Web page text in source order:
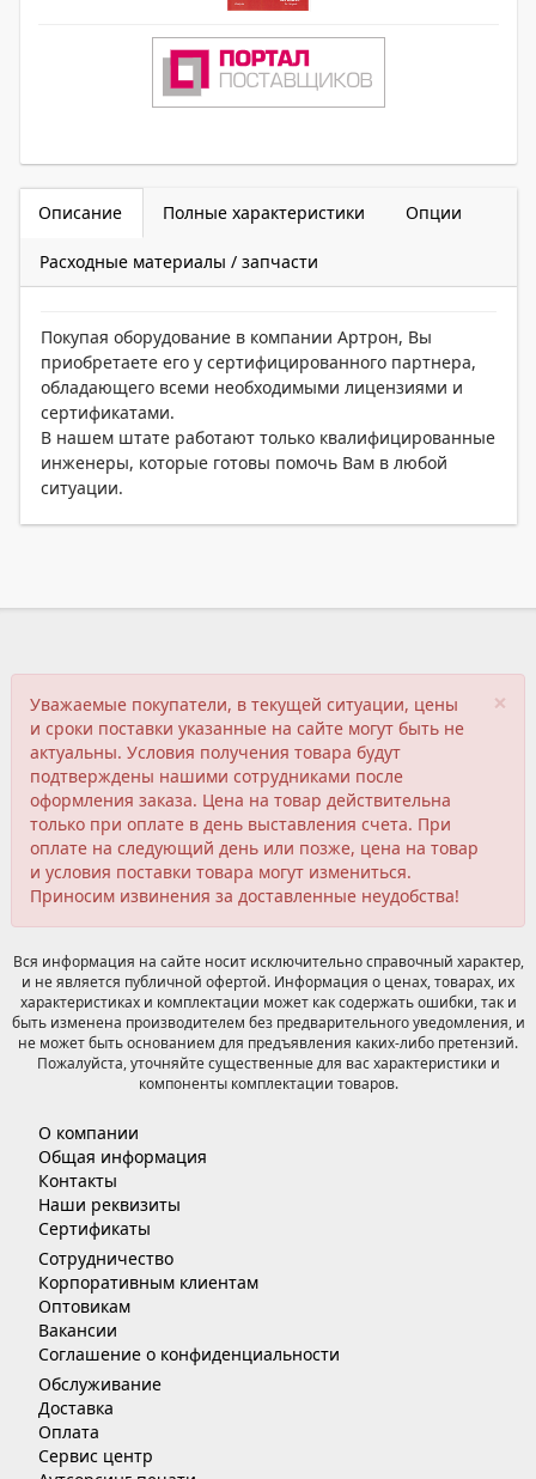
Описание Полные характеристики Опции
Расходные материалы / запчасти
Покупая оборудование в компании Артрон, Вы
приобретаете его у сертифицированного партнера,
обладающего всеми необходимыми лицензиями и
сертификатами.
В нашем штате работают только квалифицированные
инженеры, которые готовы помочь Вам в любой
ситуации.
×
Уважаемые покупатели, в текущей ситуации, цены
и сроки поставки указанные на сайте могут быть не
актуальны. Условия получения товара будут
подтверждены нашими сотрудниками после
оформления заказа. Цена на товар действительна
только при оплате в день выставления счета. При
оплате на следующий день или позже, цена на товар
и условия поставки товара могут измениться.
Приносим извинения за доставленные неудобства!
Вся информация на сайте носит исключительно справочный характер,
и не является публичной офертой. Информация о ценах, товарах, их
характеристиках и комплектации может как содержать ошибки, так и
быть изменена производителем без предварительного уведомления, и
не может быть основанием для предъявления каких-либо претензий.
Пожалуйста, уточняйте существенные для вас характеристики и
компоненты комплектации товаров.
О компании
Общая информация
Контакты
Наши реквизиты
Сертификаты
Сотрудничество
Корпоративным клиентам
Оптовикам
Вакансии
Соглашение о конфиденциальности
Обслуживание
Доставка
Оплата
Сервис центр